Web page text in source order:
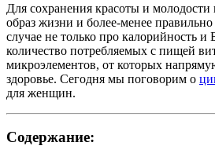
Для сохранения красоты и
образ жизни и более-менее
случае не только про калорийность
количество потребляемых с пищей
микроэлементов, от которых
здоровье. Сегодня мы поговорим о
для женщин.
Содержание: